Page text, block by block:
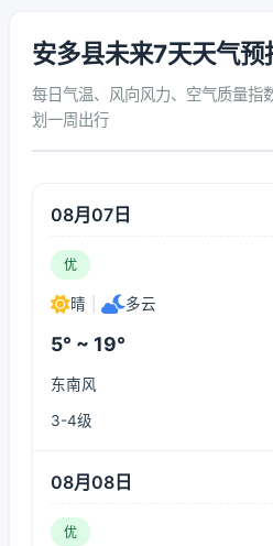
安多县未来7天天气预
每日气温、风向风力、空气质量指
划一周出行
08月07日
优
晴 多云
5° ~ 19°
东南风
3-4级
08月08日
优